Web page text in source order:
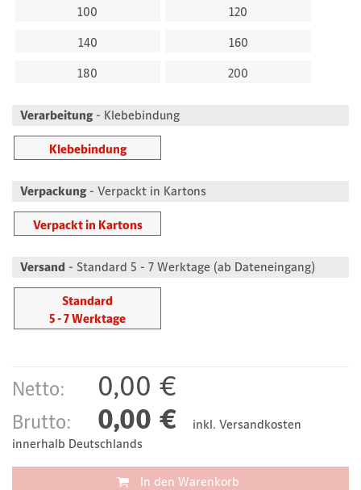
100
120
140
160
180
200
Verarbeitung - Klebebindung
Klebebindung
Verpackung - Verpackt in Kartons
Verpackt in Kartons
Versand - Standard 5 - 7 Werktage (ab Dateneingang)
Standard
5 - 7 Werktage
Netto: 0,00 €
Brutto: 0,00 € inkl. Versandkosten
innerhalb Deutschlands
In den Warenkorb